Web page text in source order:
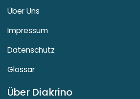
Über Uns
Impressum
Datenschutz
Glossar
Über Diakrino